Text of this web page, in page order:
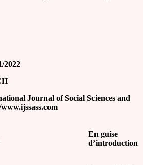
2022
Journal of Social Sciences and
En guise
d’introduction